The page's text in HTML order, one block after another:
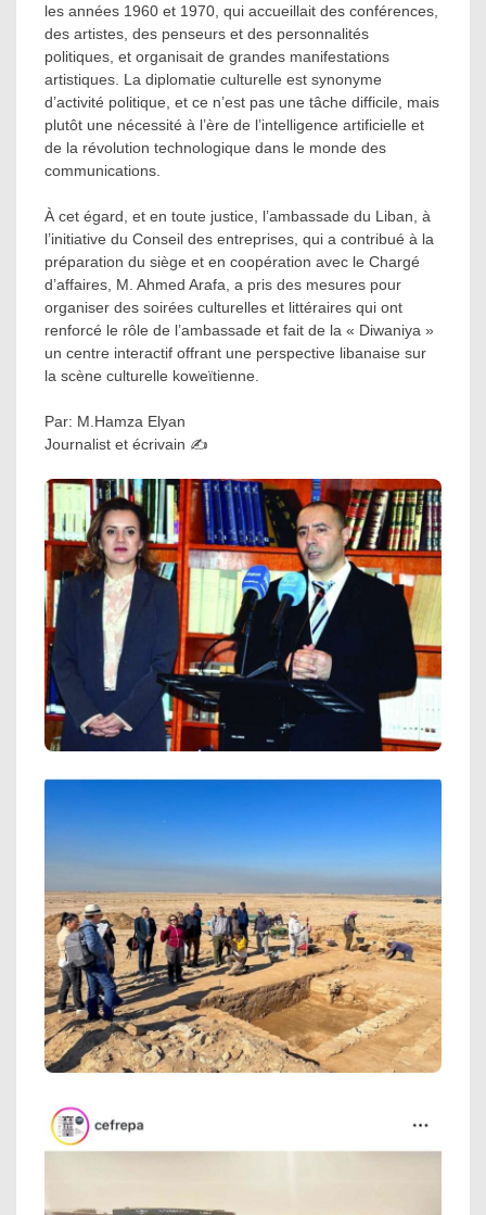
les années 1960 et 1970, qui accueillait des conférences,
des artistes, des penseurs et des personnalités
politiques, et organisait de grandes manifestations
artistiques. La diplomatie culturelle est synonyme
d’activité politique, et ce n’est pas une tâche difficile, mais
plutôt une nécessité à l’ère de l’intelligence artificielle et
de la révolution technologique dans le monde des
communications.
À cet égard, et en toute justice, l’ambassade du Liban, à
l’initiative du Conseil des entreprises, qui a contribué à la
préparation du siège et en coopération avec le Chargé
d’affaires, M. Ahmed Arafa, a pris des mesures pour
organiser des soirées culturelles et littéraires qui ont
renforcé le rôle de l’ambassade et fait de la « Diwaniya »
un centre interactif offrant une perspective libanaise sur
la scène culturelle koweïtienne.
Par: M.Hamza Elyan
Journalist et écrivain ✍